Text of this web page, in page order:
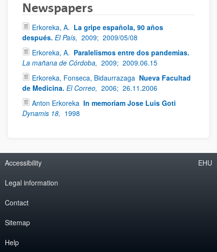
Newspapers
Erkoreka, A. La gripe española, 90 años
después. El País, 2009; 2009/05/08
Erkoreka, A. Paralelismos entre dos pandemias.
La mañana de Córdoba, 2009; 2009.06.15
Erkoreka, Fonseca, Bidaurrazaga Nueva Facultad
de Medicina. El Correo, 2006; 26.11.2006
Anton Erkoreka In memoriam Jose Luis Goti
Dynamis 18, 1998
Accessibility
Legal information
Contact
Sitemap
Help
EHU